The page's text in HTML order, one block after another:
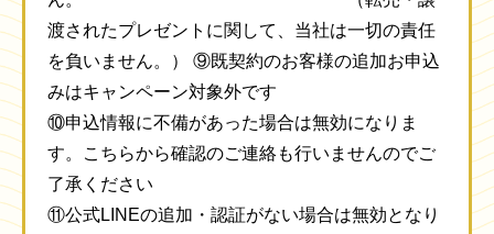
渡されたプレゼントに関して、当社は一切の責任
を負いません。） ⑨既契約のお客様の追加お申込
みはキャンペーン対象外です
⑩申込情報に不備があった場合は無効になりま
す。こちらから確認のご連絡も行いませんのでご
了承ください
⑪公式LINEの追加・認証がない場合は無効となり